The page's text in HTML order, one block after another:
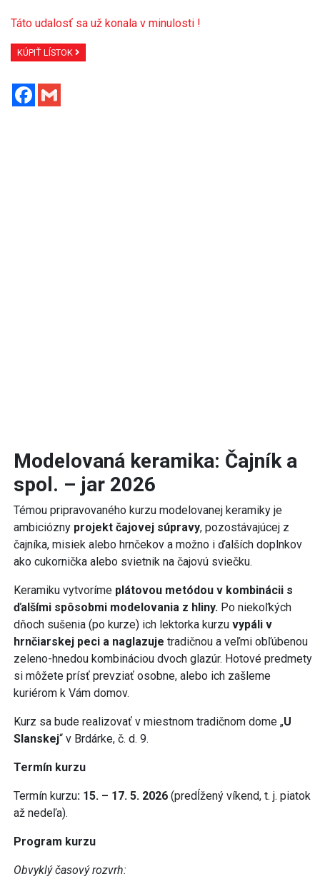
Táto udalosť sa už konala v minulosti !
KÚPIŤ LÍSTOK
Facebook
Modelovaná keramika: Čajník a
spol. – jar 2026
Témou pripravovaného kurzu modelovanej keramiky je
ambiciózny projekt čajovej súpravy, pozostávajúcej z
čajníka, misiek alebo hrnčekov a možno i ďalších doplnkov
ako cukornička alebo svietnik na čajovú sviečku.
Keramiku vytvoríme plátovou metódou v kombinácii s
ďalšími spôsobmi modelovania z hliny. Po niekoľkých
dňoch sušenia (po kurze) ich lektorka kurzu vypáli v
hrnčiarskej peci a naglazuje tradičnou a veľmi obľúbenou
zeleno-hnedou kombináciou dvoch glazúr. Hotové predmety
si môžete prísť prevziať osobne, alebo ich zašleme
kuriérom k Vám domov.
Kurz sa bude realizovať v miestnom tradičnom dome „U
Slanskej“ v Brdárke, č. d. 9.
Termín kurzu
Termín kurzu: 15. – 17. 5. 2026 (predĺžený víkend, t. j. piatok
až nedeľa).
Program kurzu
Obvyklý časový rozvrh: